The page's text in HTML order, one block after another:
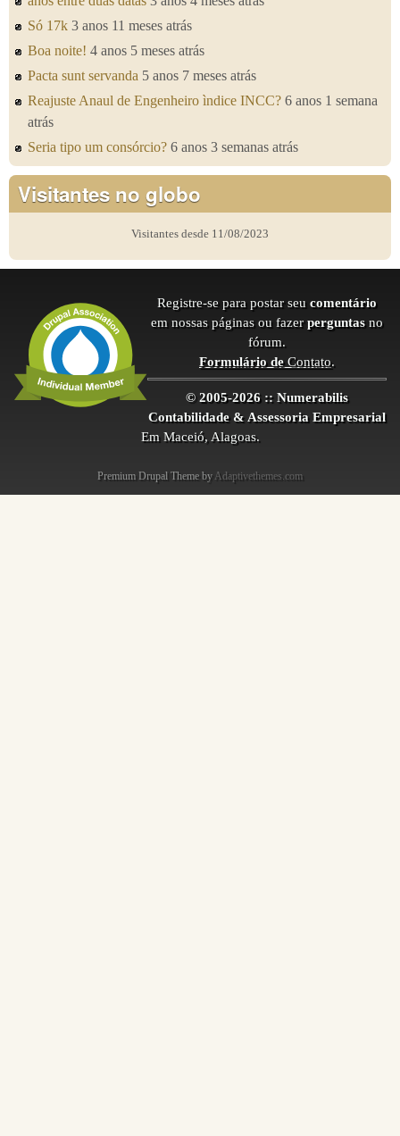
Só 17k 3 anos 11 meses atrás
Boa noite! 4 anos 5 meses atrás
Pacta sunt servanda 5 anos 7 meses atrás
Reajuste Anaul de Engenheiro ìndice INCC? 6 anos 1 semana
atrás
Seria tipo um consórcio? 6 anos 3 semanas atrás
Visitantes no globo
Visitantes desde 11/08/2023
Registre-se para postar seu comentário
em nossas páginas ou fazer perguntas no
fórum.
Formulário deContato.
© 2005-2026 :: Numerabilis
Contabilidade & Assessoria Empresarial
Em Maceió, Alagoas.
Premium Drupal Theme by Adaptivethemes.com